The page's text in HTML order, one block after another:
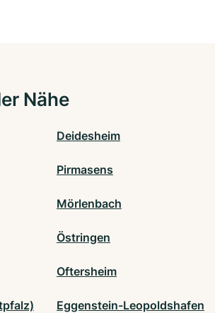
Nähe
Deidesheim
Pirmasens
Mörlenbach
Östringen
Oftersheim
Eggenstein-Leopoldshafen